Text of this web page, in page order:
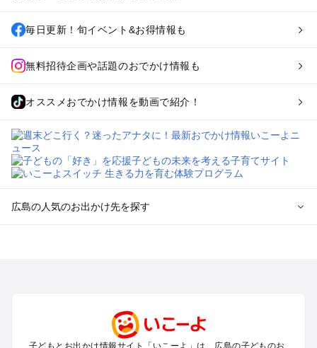
毎日更新！旬イベント&お得情報も
無料招待企画や話題のおでかけ情報も
オススメおでかけ情報を動画で紹介！
広島の人気のお出かけ先を探す
三次・庄原・三段峡・世羅・芸北のプールお出かけ
子どもとお出かけ情報サイト「いこーよ」は、広島の子どものお